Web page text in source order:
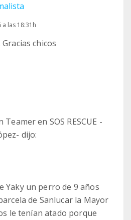
las 18:31h
chicos
en SOS RESCUE -
dijo:
Yaky un perro de 9 años
de Sanlucar la Mayor
le tenían atado porque